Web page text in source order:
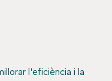
l’eficiència i la